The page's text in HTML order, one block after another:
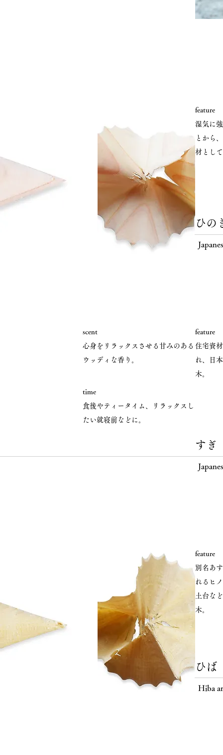
feature
湿気に
とから
材とし
ひの
scent
心身をリラックスさせる甘みのある
ウッディな香り。
time
食後やティータイム、リラックスし
たい就寝前などに。
feature
住宅資
れ、日
木。
すぎ
feature
別名あ
れるヒ
土台な
木。
ひば
Hiba